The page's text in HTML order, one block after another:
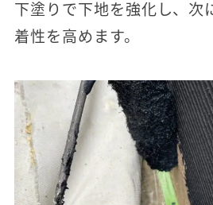
下塗りで下地を強化し、次
着性を高めます。